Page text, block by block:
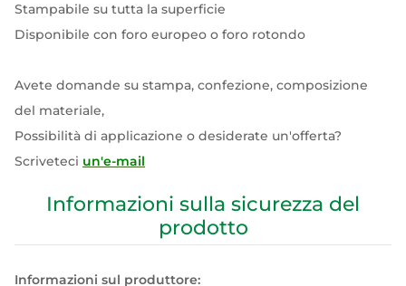
Stampabile su tutta la superficie
Disponibile con foro europeo o foro rotondo
Avete domande su stampa, confezione, composizione
del materiale,
Possibilità di applicazione o desiderate un'offerta?
Scriveteci un'e-mail
Informazioni sulla sicurezza del
prodotto
Informazioni sul produttore: